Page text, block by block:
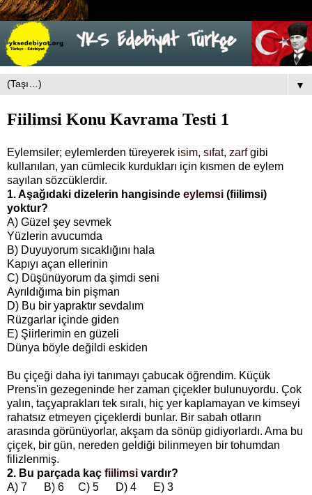
▼
Fiilimsi Konu Kavrama Testi 1
Eylemsiler; eylemlerden türeyerek isim, sıfat, zarfgibi
kullanılan, yan cümlecik kurdukları için kısmen de eylem
sayılan sözcüklerdir.
1. Aşağıdaki dizelerin hangisinde eylemsi (fiilimsi)
yoktur?
A) Güzel şey sevmek
Yüzlerin avucumda
B) Duyuyorum sıcaklığını hala
Kapıyı açan ellerinin
C) Düşünüyorum da şimdi seni
Ayrıldığıma bin pişman
D) Bu bir yapraktır sevdalım
Rüzgarlar içinde giden
E) Şiirlerimin en güzeli
Dünya böyle değildi eskiden
Bu çiçeği daha iyi tanımayı çabucak öğrendim. Küçük
Prens'in gezegeninde her zaman çiçekler bulunuyordu. Çok
yalın, taçyaprakları tek sıralı, hiç yer kaplamayan ve kimseyi
rahatsız etmeyen çiçeklerdi bunlar. Bir sabah otların
arasında görünüyorlar, akşam da sönüp gidiyorlardı. Ama bu
çiçek, bir gün, nereden geldiği bilinmeyen bir tohumdan
filizlenmiş.
2. Bu parçada kaç fiilimsi vardır?
A) 7 B) 6 C) 5 D) 4 E) 3